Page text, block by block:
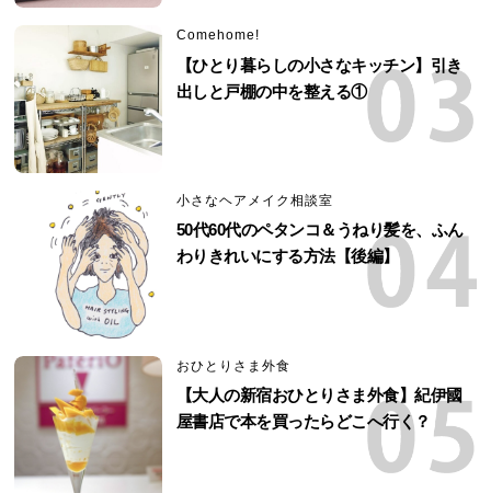
Comehome!
【ひとり暮らしの小さなキッチン】引き
出しと戸棚の中を整える①
小さなヘアメイク相談室
50代60代のペタンコ＆うねり髪を、ふん
わりきれいにする方法【後編】
おひとりさま外食
【大人の新宿おひとりさま外食】紀伊國
屋書店で本を買ったらどこへ行く？